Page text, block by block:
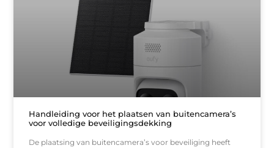
Handleiding voor het plaatsen van buitencamera’s
voor volledige beveiligingsdekking
De plaatsing van buitencamera’s voor beveiliging heeft